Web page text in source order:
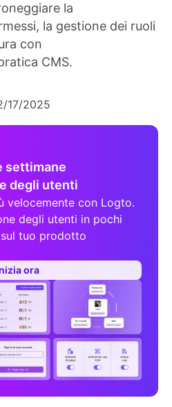
la
la gestione dei ruoli
con
CMS.
17/2025
settimane
degli utenti
velocemente con Logto.
degli utenti in pochi
tuo prodotto
ora